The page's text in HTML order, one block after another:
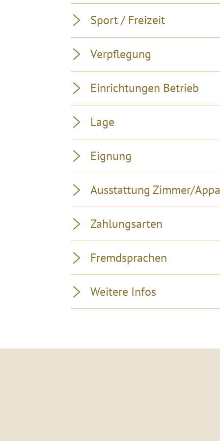
Sport / Freizeit
Verpflegung
Einrichtungen Betrieb
Lage
Eignung
Ausstattung Zimmer/
Zahlungsarten
Fremdsprachen
Weitere Infos